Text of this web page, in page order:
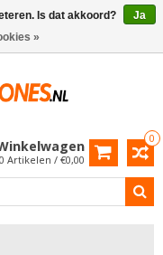
0
0 Artikelen / €0,00
Is dat akkoord?
Ja
»